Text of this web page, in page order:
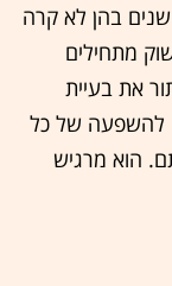
בהן לא קרה
מתחילים
את בעיית
להשפעה של כל
הוא מרגיש